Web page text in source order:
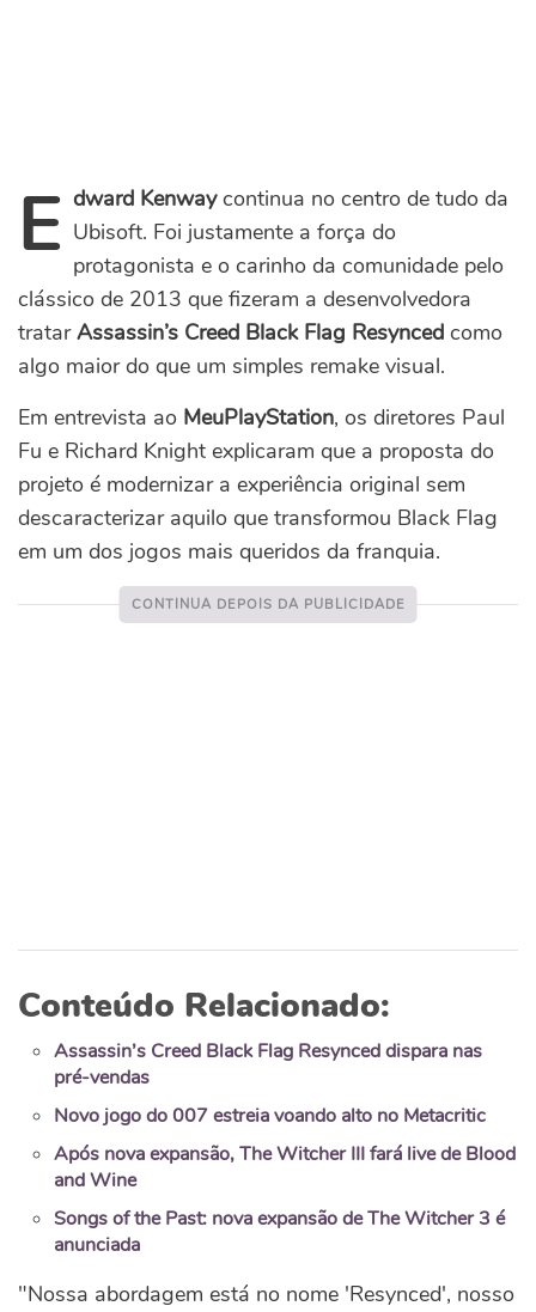
Edward Kenwaycontinua no centro de tudo da
Ubisoft. Foi justamente a força do
protagonista e o carinho da comunidade pelo
clássico de 2013 que fizeram a desenvolvedora
tratarAssassin’s Creed Black Flag Resynced como
algo maior do que um simples remake visual.
Em entrevista ao MeuPlayStation, os diretores Paul
Fu e Richard Knight explicaram que a proposta do
projeto é modernizar a experiência original sem
descaracterizar aquilo que transformou Black Flag
em um dos jogos mais queridos da franquia.
Conteúdo Relacionado:
Assassin’s Creed Black Flag Resynced dispara nas
pré-vendas
Novo jogo do 007 estreia voando alto no Metacritic
Após nova expansão, The Witcher III fará live de Blood
and Wine
Songs of the Past: nova expansão de The Witcher 3 é
anunciada
"Nossa abordagem está no nome 'Resynced', nosso